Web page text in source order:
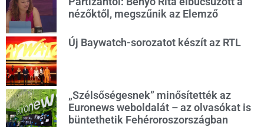
nézőktől, megszűnik az Elemző
Új Baywatch-sorozatot készít az RTL
„Szélsőségesnek” minősítették az
Euronews weboldalát – az olvasókat is
büntethetik Fehéroroszországban